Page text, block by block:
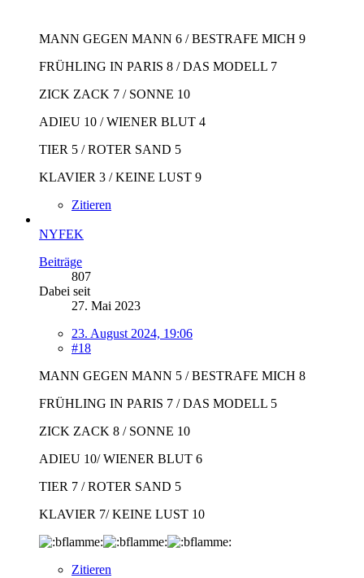
MANN GEGEN MANN 6 / BESTRAFE MICH 9
FRÜHLING IN PARIS 8 / DAS MODELL 7
ZICK ZACK 7 / SONNE 10
ADIEU 10 / WIENER BLUT 4
TIER 5 / ROTER SAND 5
KLAVIER 3 / KEINE LUST 9
Zitieren
NYFEK
Beiträge
807
Dabei seit
27. Mai 2023
23. August 2024, 19:06
#18
MANN GEGEN MANN 5 / BESTRAFE MICH 8
FRÜHLING IN PARIS 7 / DAS MODELL 5
ZICK ZACK 8 / SONNE 10
ADIEU 10/ WIENER BLUT 6
TIER 7 / ROTER SAND 5
KLAVIER 7/ KEINE LUST 10
Zitieren